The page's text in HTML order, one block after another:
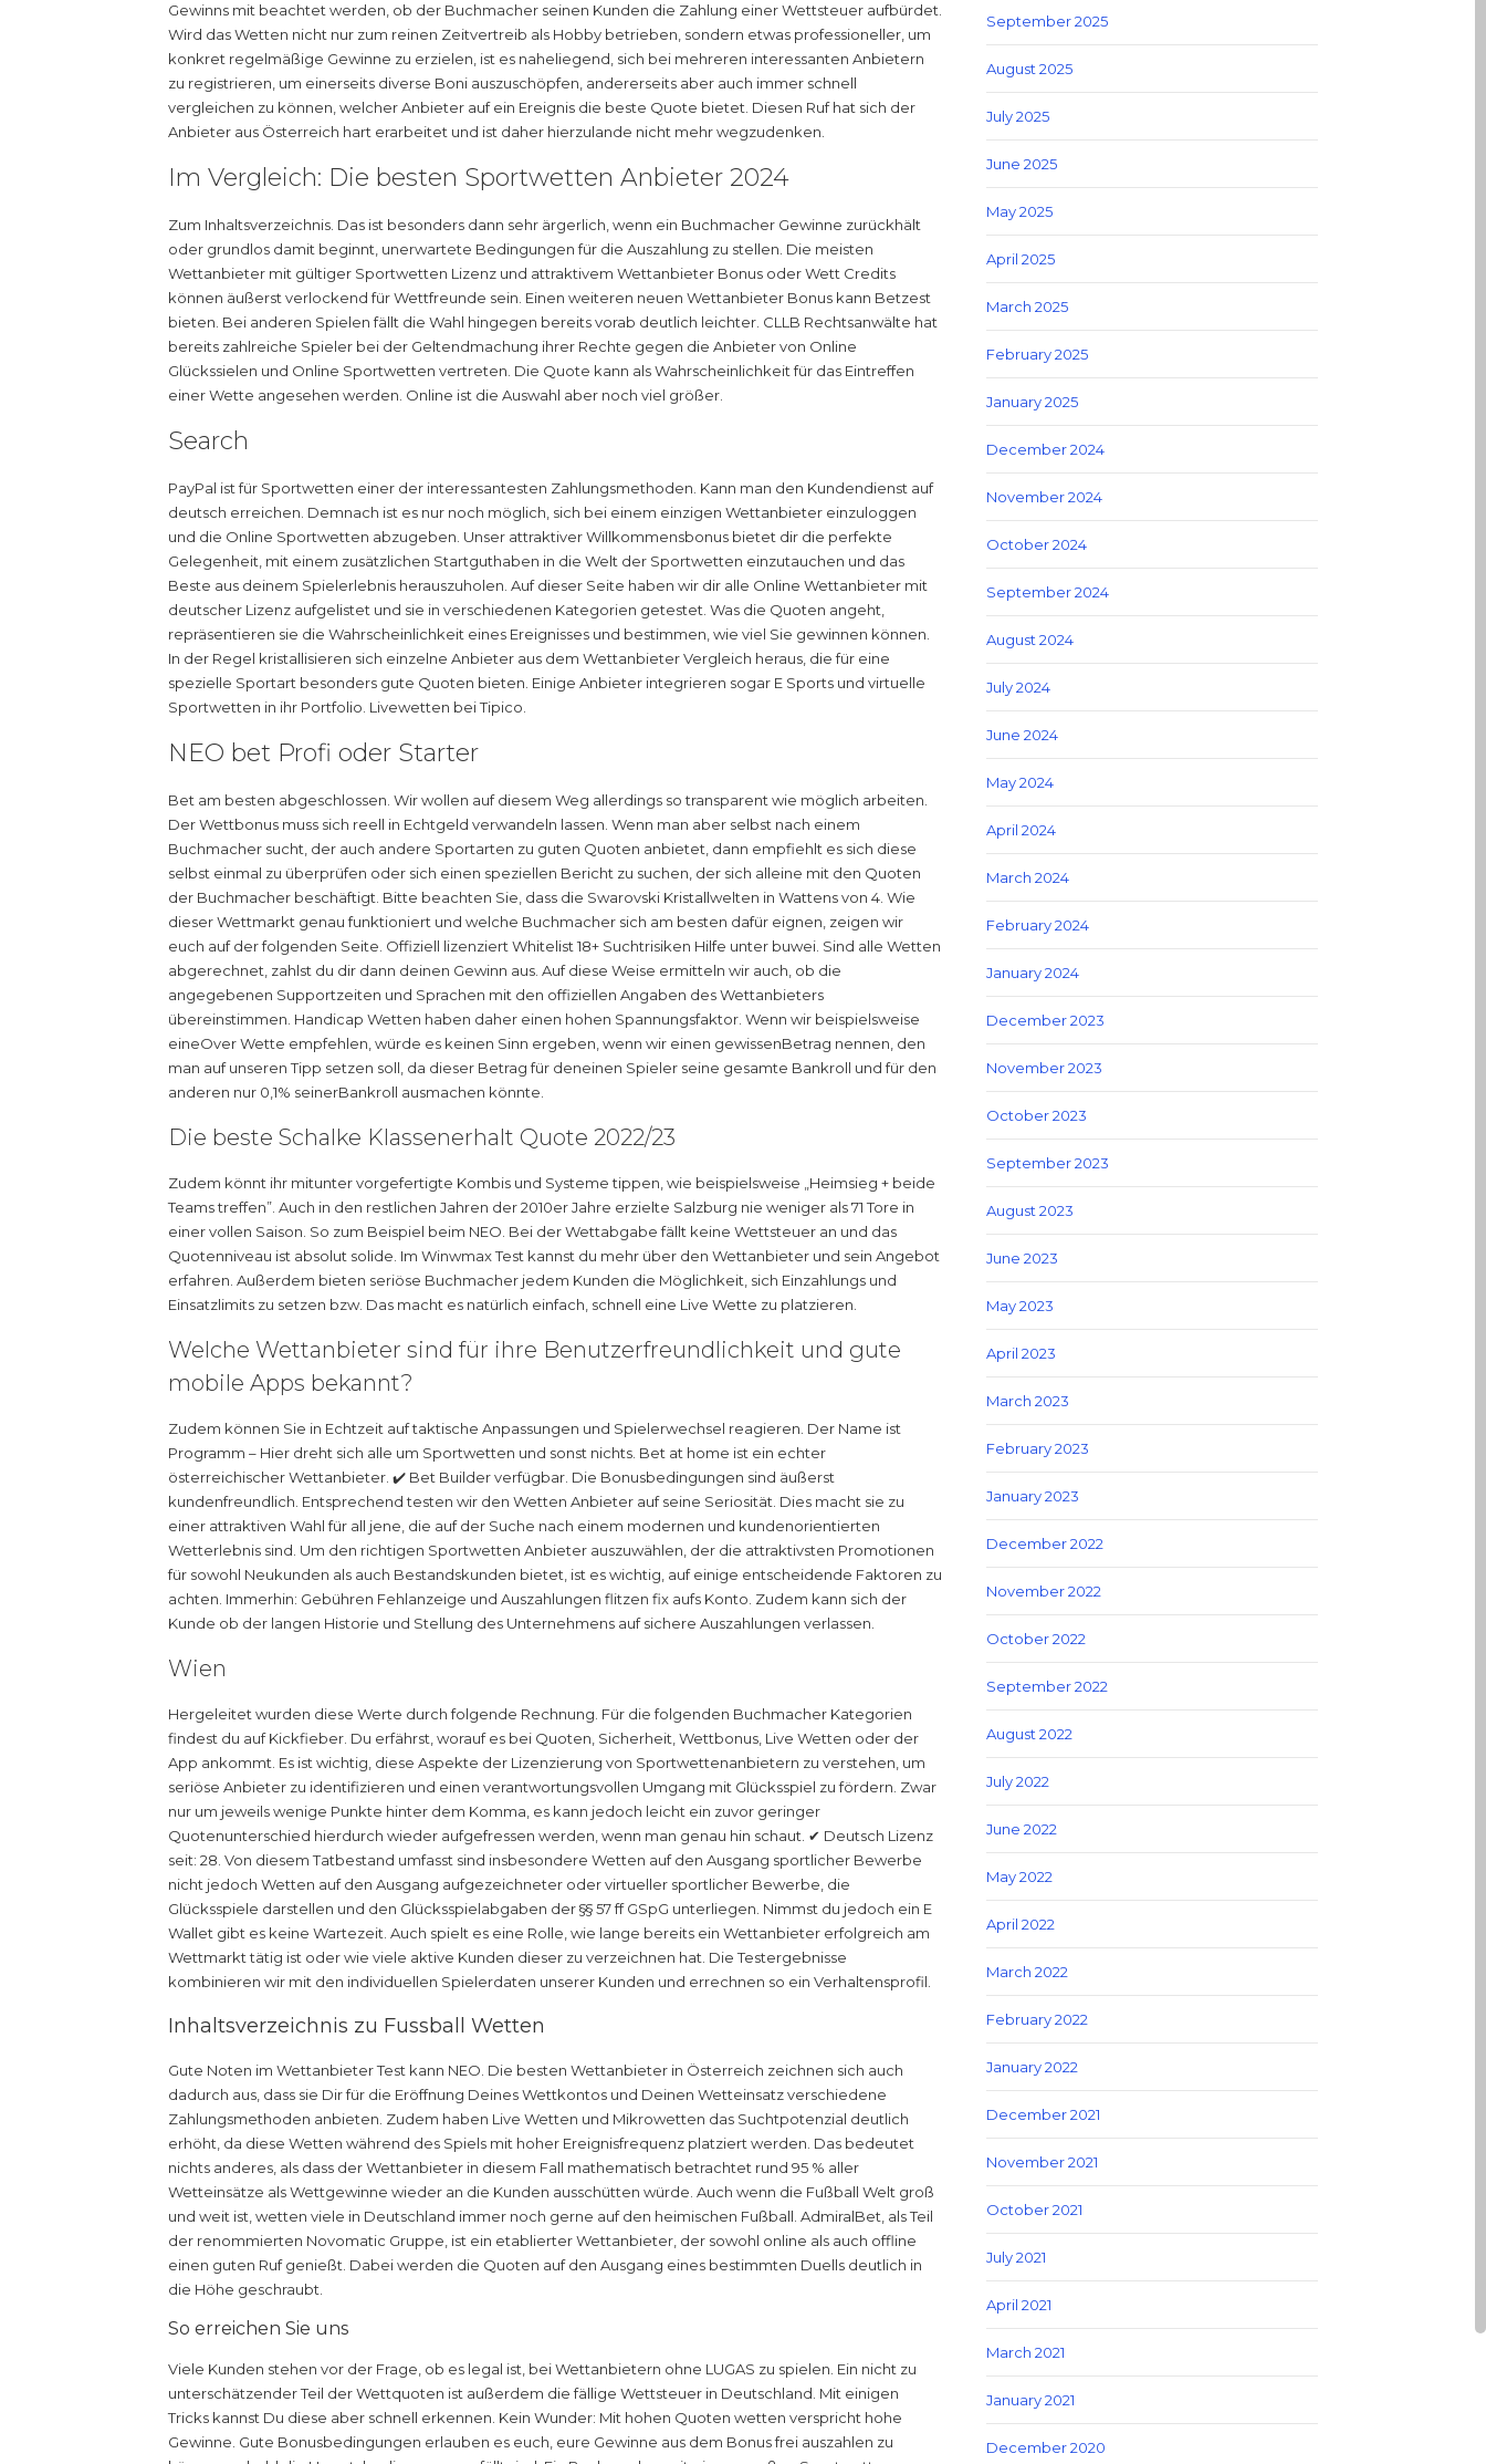
Gewinns mit beachtet werden, ob der Buchmacher seinen Kunden die Zahlung einer Wettsteuer aufbürdet.
Wird das Wetten nicht nur zum reinen Zeitvertreib als Hobby betrieben, sondern etwas professioneller, um
konkret regelmäßige Gewinne zu erzielen, ist es naheliegend, sich bei mehreren interessanten Anbietern
zu registrieren, um einerseits diverse Boni auszuschöpfen, andererseits aber auch immer schnell
vergleichen zu können, welcher Anbieter auf ein Ereignis die beste Quote bietet. Diesen Ruf hat sich der
Anbieter aus Österreich hart erarbeitet und ist daher hierzulande nicht mehr wegzudenken.
Im Vergleich: Die besten Sportwetten Anbieter 2024
Zum Inhaltsverzeichnis. Das ist besonders dann sehr ärgerlich, wenn ein Buchmacher Gewinne zurückhält
oder grundlos damit beginnt, unerwartete Bedingungen für die Auszahlung zu stellen. Die meisten
Wettanbieter mit gültiger Sportwetten Lizenz und attraktivem Wettanbieter Bonus oder Wett Credits
können äußerst verlockend für Wettfreunde sein. Einen weiteren neuen Wettanbieter Bonus kann Betzest
bieten. Bei anderen Spielen fällt die Wahl hingegen bereits vorab deutlich leichter. CLLB Rechtsanwälte hat
bereits zahlreiche Spieler bei der Geltendmachung ihrer Rechte gegen die Anbieter von Online
Glückssielen und Online Sportwetten vertreten. Die Quote kann als Wahrscheinlichkeit für das Eintreffen
einer Wette angesehen werden. Online ist die Auswahl aber noch viel größer.
Search
PayPal ist für Sportwetten einer der interessantesten Zahlungsmethoden. Kann man den Kundendienst auf
deutsch erreichen. Demnach ist es nur noch möglich, sich bei einem einzigen Wettanbieter einzuloggen
und die Online Sportwetten abzugeben. Unser attraktiver Willkommensbonus bietet dir die perfekte
Gelegenheit, mit einem zusätzlichen Startguthaben in die Welt der Sportwetten einzutauchen und das
Beste aus deinem Spielerlebnis herauszuholen. Auf dieser Seite haben wir dir alle Online Wettanbieter mit
deutscher Lizenz aufgelistet und sie in verschiedenen Kategorien getestet. Was die Quoten angeht,
repräsentieren sie die Wahrscheinlichkeit eines Ereignisses und bestimmen, wie viel Sie gewinnen können.
In der Regel kristallisieren sich einzelne Anbieter aus dem Wettanbieter Vergleich heraus, die für eine
spezielle Sportart besonders gute Quoten bieten. Einige Anbieter integrieren sogar E Sports und virtuelle
Sportwetten in ihr Portfolio. Livewetten bei Tipico.
NEO bet Profi oder Starter
Bet am besten abgeschlossen. Wir wollen auf diesem Weg allerdings so transparent wie möglich arbeiten.
Der Wettbonus muss sich reell in Echtgeld verwandeln lassen. Wenn man aber selbst nach einem
Buchmacher sucht, der auch andere Sportarten zu guten Quoten anbietet, dann empfiehlt es sich diese
selbst einmal zu überprüfen oder sich einen speziellen Bericht zu suchen, der sich alleine mit den Quoten
der Buchmacher beschäftigt. Bitte beachten Sie, dass die Swarovski Kristallwelten in Wattens von 4. Wie
dieser Wettmarkt genau funktioniert und welche Buchmacher sich am besten dafür eignen, zeigen wir
euch auf der folgenden Seite. Offiziell lizenziert Whitelist 18+ Suchtrisiken Hilfe unter buwei. Sind alle Wetten
abgerechnet, zahlst du dir dann deinen Gewinn aus. Auf diese Weise ermitteln wir auch, ob die
angegebenen Supportzeiten und Sprachen mit den offiziellen Angaben des Wettanbieters
übereinstimmen. Handicap Wetten haben daher einen hohen Spannungsfaktor. Wenn wir beispielsweise
eineOver Wette empfehlen, würde es keinen Sinn ergeben, wenn wir einen gewissenBetrag nennen, den
man auf unseren Tipp setzen soll, da dieser Betrag für deneinen Spieler seine gesamte Bankroll und für den
anderen nur 0,1% seinerBankroll ausmachen könnte.
Die beste Schalke Klassenerhalt Quote 2022/23
Zudem könnt ihr mitunter vorgefertigte Kombis und Systeme tippen, wie beispielsweise „Heimsieg + beide
Teams treffen”. Auch in den restlichen Jahren der 2010er Jahre erzielte Salzburg nie weniger als 71 Tore in
einer vollen Saison. So zum Beispiel beim NEO. Bei der Wettabgabe fällt keine Wettsteuer an und das
Quotenniveau ist absolut solide. Im Winwmax Test kannst du mehr über den Wettanbieter und sein Angebot
erfahren. Außerdem bieten seriöse Buchmacher jedem Kunden die Möglichkeit, sich Einzahlungs und
Einsatzlimits zu setzen bzw. Das macht es natürlich einfach, schnell eine Live Wette zu platzieren.
Welche Wettanbieter sind für ihre Benutzerfreundlichkeit und gute
mobile Apps bekannt?
Zudem können Sie in Echtzeit auf taktische Anpassungen und Spielerwechsel reagieren. Der Name ist
Programm – Hier dreht sich alle um Sportwetten und sonst nichts. Bet at home ist ein echter
österreichischer Wettanbieter. ✔️ Bet Builder verfügbar. Die Bonusbedingungen sind äußerst
kundenfreundlich. Entsprechend testen wir den Wetten Anbieter auf seine Seriosität. Dies macht sie zu
einer attraktiven Wahl für all jene, die auf der Suche nach einem modernen und kundenorientierten
Wetterlebnis sind. Um den richtigen Sportwetten Anbieter auszuwählen, der die attraktivsten Promotionen
für sowohl Neukunden als auch Bestandskunden bietet, ist es wichtig, auf einige entscheidende Faktoren zu
achten. Immerhin: Gebühren Fehlanzeige und Auszahlungen flitzen fix aufs Konto. Zudem kann sich der
Kunde ob der langen Historie und Stellung des Unternehmens auf sichere Auszahlungen verlassen.
Wien
Hergeleitet wurden diese Werte durch folgende Rechnung. Für die folgenden Buchmacher Kategorien
findest du auf Kickfieber. Du erfährst, worauf es bei Quoten, Sicherheit, Wettbonus, Live Wetten oder der
App ankommt. Es ist wichtig, diese Aspekte der Lizenzierung von Sportwettenanbietern zu verstehen, um
seriöse Anbieter zu identifizieren und einen verantwortungsvollen Umgang mit Glücksspiel zu fördern. Zwar
nur um jeweils wenige Punkte hinter dem Komma, es kann jedoch leicht ein zuvor geringer
Quotenunterschied hierdurch wieder aufgefressen werden, wenn man genau hin schaut. ✔︎ Deutsch Lizenz
seit: 28. Von diesem Tatbestand umfasst sind insbesondere Wetten auf den Ausgang sportlicher Bewerbe
nicht jedoch Wetten auf den Ausgang aufgezeichneter oder virtueller sportlicher Bewerbe, die
Glücksspiele darstellen und den Glücksspielabgaben der §§ 57 ff GSpG unterliegen. Nimmst du jedoch ein E
Wallet gibt es keine Wartezeit. Auch spielt es eine Rolle, wie lange bereits ein Wettanbieter erfolgreich am
Wettmarkt tätig ist oder wie viele aktive Kunden dieser zu verzeichnen hat. Die Testergebnisse
kombinieren wir mit den individuellen Spielerdaten unserer Kunden und errechnen so ein Verhaltensprofil.
Inhaltsverzeichnis zu Fussball Wetten
Gute Noten im Wettanbieter Test kann NEO. Die besten Wettanbieter in Österreich zeichnen sich auch
dadurch aus, dass sie Dir für die Eröffnung Deines Wettkontos und Deinen Wetteinsatz verschiedene
Zahlungsmethoden anbieten. Zudem haben Live Wetten und Mikrowetten das Suchtpotenzial deutlich
erhöht, da diese Wetten während des Spiels mit hoher Ereignisfrequenz platziert werden. Das bedeutet
nichts anderes, als dass der Wettanbieter in diesem Fall mathematisch betrachtet rund 95 % aller
Wetteinsätze als Wettgewinne wieder an die Kunden ausschütten würde. Auch wenn die Fußball Welt groß
und weit ist, wetten viele in Deutschland immer noch gerne auf den heimischen Fußball. AdmiralBet, als Teil
der renommierten Novomatic Gruppe, ist ein etablierter Wettanbieter, der sowohl online als auch offline
einen guten Ruf genießt. Dabei werden die Quoten auf den Ausgang eines bestimmten Duells deutlich in
die Höhe geschraubt.
So erreichen Sie uns
Viele Kunden stehen vor der Frage, ob es legal ist, bei Wettanbietern ohne LUGAS zu spielen. Ein nicht zu
unterschätzender Teil der Wettquoten ist außerdem die fällige Wettsteuer in Deutschland. Mit einigen
Tricks kannst Du diese aber schnell erkennen. Kein Wunder: Mit hohen Quoten wetten verspricht hohe
Gewinne. Gute Bonusbedingungen erlauben es euch, eure Gewinne aus dem Bonus frei auszahlen zu
September 2025
August 2025
July 2025
June 2025
May 2025
April 2025
March 2025
February 2025
January 2025
December 2024
November 2024
October 2024
September 2024
August 2024
July 2024
June 2024
May 2024
April 2024
March 2024
February 2024
January 2024
December 2023
November 2023
October 2023
September 2023
August 2023
June 2023
May 2023
April 2023
March 2023
February 2023
January 2023
December 2022
November 2022
October 2022
September 2022
August 2022
July 2022
June 2022
May 2022
April 2022
March 2022
February 2022
January 2022
December 2021
November 2021
October 2021
July 2021
April 2021
March 2021
January 2021
December 2020